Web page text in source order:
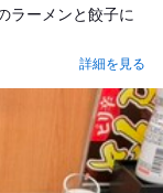
ラーメンと餃子に
詳細を見る